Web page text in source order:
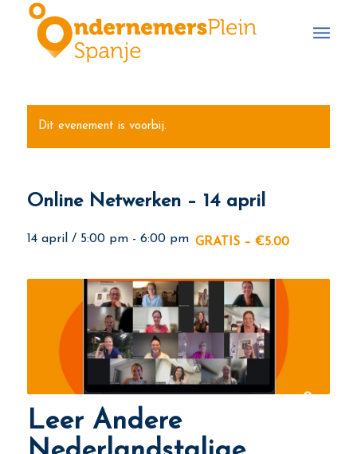
Dit evenement is voorbij.
Online Netwerken – 14 april
14 april / 5:00 pm- 6:00 pm GRATIS – €5.00
Leer Andere